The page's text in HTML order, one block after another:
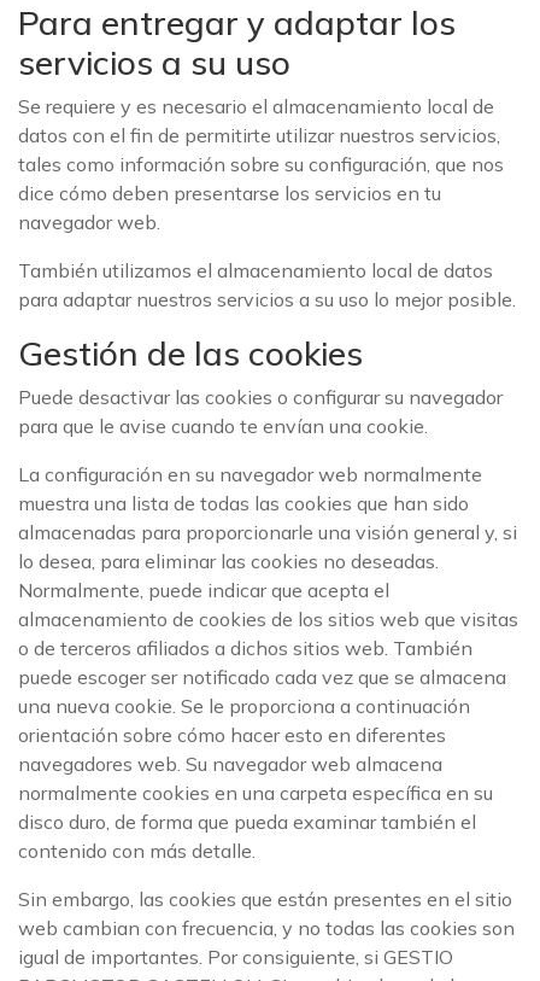
Para entregar y adaptar los
servicios a su uso
Se requiere y es necesario el almacenamiento local de
datos con el fin de permitirte utilizar nuestros servicios,
tales como información sobre su configuración, que nos
dice cómo deben presentarse los servicios en tu
navegador web.
También utilizamos el almacenamiento local de datos
para adaptar nuestros servicios a su uso lo mejor posible.
Gestión de las cookies
Puede desactivar las cookies o configurar su navegador
para que le avise cuando te envían una cookie.
La configuración en su navegador web normalmente
muestra una lista de todas las cookies que han sido
almacenadas para proporcionarle una visión general y, si
lo desea, para eliminar las cookies no deseadas.
Normalmente, puede indicar que acepta el
almacenamiento de cookies de los sitios web que visitas
o de terceros afiliados a dichos sitios web. También
puede escoger ser notificado cada vez que se almacena
una nueva cookie. Se le proporciona a continuación
orientación sobre cómo hacer esto en diferentes
navegadores web. Su navegador web almacena
normalmente cookies en una carpeta específica en su
disco duro, de forma que pueda examinar también el
contenido con más detalle.
Sin embargo, las cookies que están presentes en el sitio
web cambian con frecuencia, y no todas las cookies son
igual de importantes. Por consiguiente, si GESTIO